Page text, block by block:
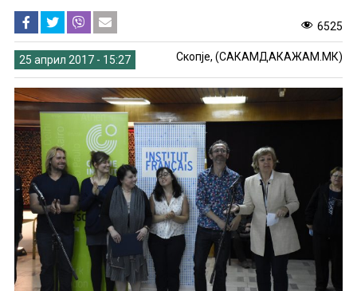
6525
25 април 2017 - 15:27 Скопје, (САКАМДАКАЖАМ.МК)